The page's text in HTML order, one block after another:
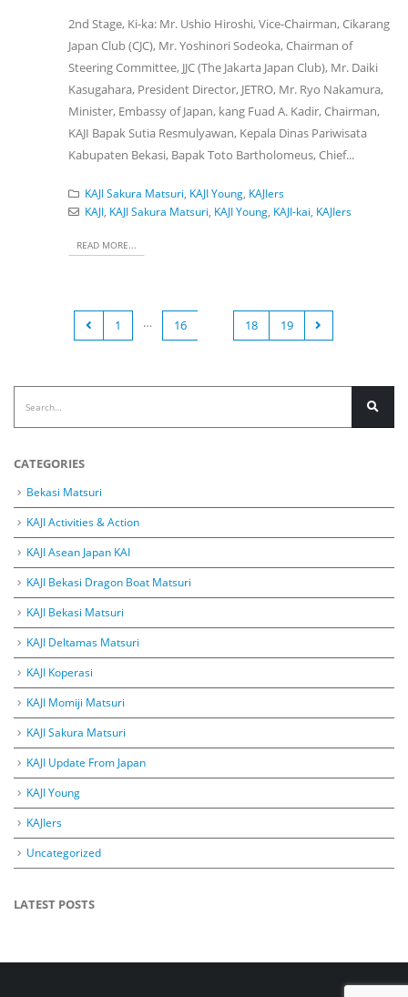
2nd Stage, Ki-ka: Mr. Ushio Hiroshi, Vice-Chairman, Cikarang
Japan Club (CJC), Mr. Yoshinori Sodeoka, Chairman of
Steering Committee, JJC (The Jakarta Japan Club), Mr. Daiki
Kasugahara, President Director, JETRO, Mr. Ryo Nakamura,
Minister, Embassy of Japan, kang Fuad A. Kadir, Chairman,
KAJI Bapak Sutia Resmulyawan, Kepala Dinas Pariwisata
Kabupaten Bekasi, Bapak Toto Bartholomeus, Chief...
KAJI Sakura Matsuri KAJI Young, KAJIers
KAJI, KAJI Sakura Matsuri KAJI Young, KAJI-kai KAJIers
READ MORE...
1 … 16 18 19
CATEGORIES
Bekasi Matsuri
KAJI Activities & Action
KAJI Asean Japan KAI
KAJI Bekasi Dragon Boat Matsuri
KAJI Bekasi Matsuri
KAJI Deltamas Matsuri
KAJI Koperasi
KAJI Momiji Matsuri
KAJI Sakura Matsuri
KAJI Update From Japan
KAJI Young
KAJIers
Uncategorized
LATEST POSTS